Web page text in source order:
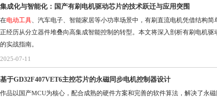
集成化与智能化：国产有刷电机驱动芯片的技术跃迁与应用突围
在电动工具、汽车电子、智能家居等小功率场景中，有刷直流电机凭借结构
正经历从分立器件堆叠向高集成智能控制的转型。本文将深入剖析有刷电机
的实战指南。
2025-07-11
基于GD32F407VET6主控芯片的永磁同步电机控制器设计
作品以国产MCU为核心，配合成熟的硬件方案和完善的软件算法，解决了永